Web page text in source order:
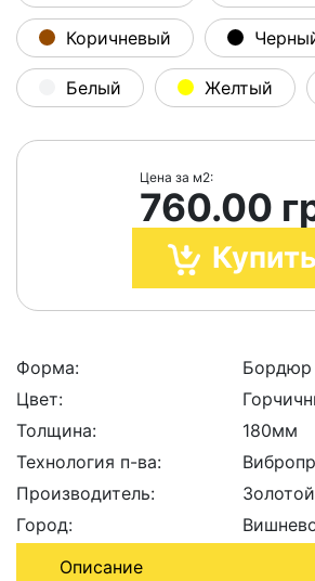
Коричневый
Белый Желтый
Цена за м2:
760.00
Купить
Форма:
Бордюр
Цвет:
Толщина:
180мм
Технология п-ва:
Производитель:
Город:
Описание